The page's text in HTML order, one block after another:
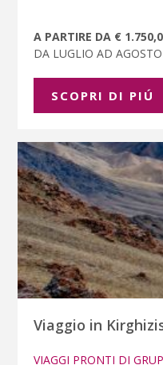
A PARTIRE DA €
DA LUGLIO AD
SCOPRI DI PIÚ
Viaggio in
VIAGGI PRONTI DI